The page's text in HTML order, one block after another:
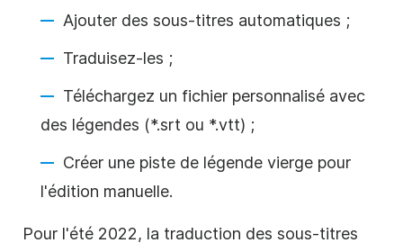
Ajouter des sous-titres automatiques ;
Traduisez-les ;
Téléchargez un fichier personnalisé avec
des légendes (*.srt ou *.vtt) ;
Créer une piste de légende vierge pour
l'édition manuelle.
Pour l'été 2022, la traduction des sous-titres